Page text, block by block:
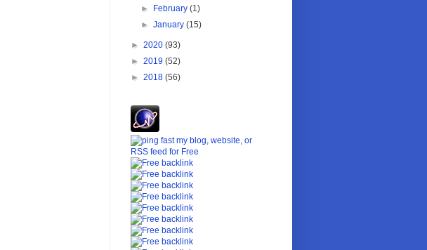
►
February(1)
►January(15)
► 2020 (93)
► 2019 (52)
► 2018 (56)